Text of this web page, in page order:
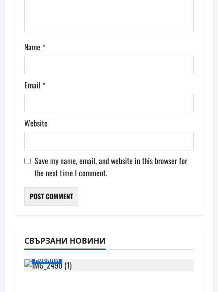
Name *
Email *
Website
Save my name, email, and website in this browser for
the next time I comment.
СВЪРЗАНИ НОВИНИ
Новини